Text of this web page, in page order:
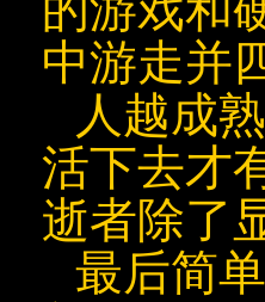
中游走并
人越成
活下去才
逝者除了
最后简